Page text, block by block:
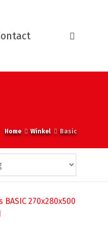
Home Winkel Basic